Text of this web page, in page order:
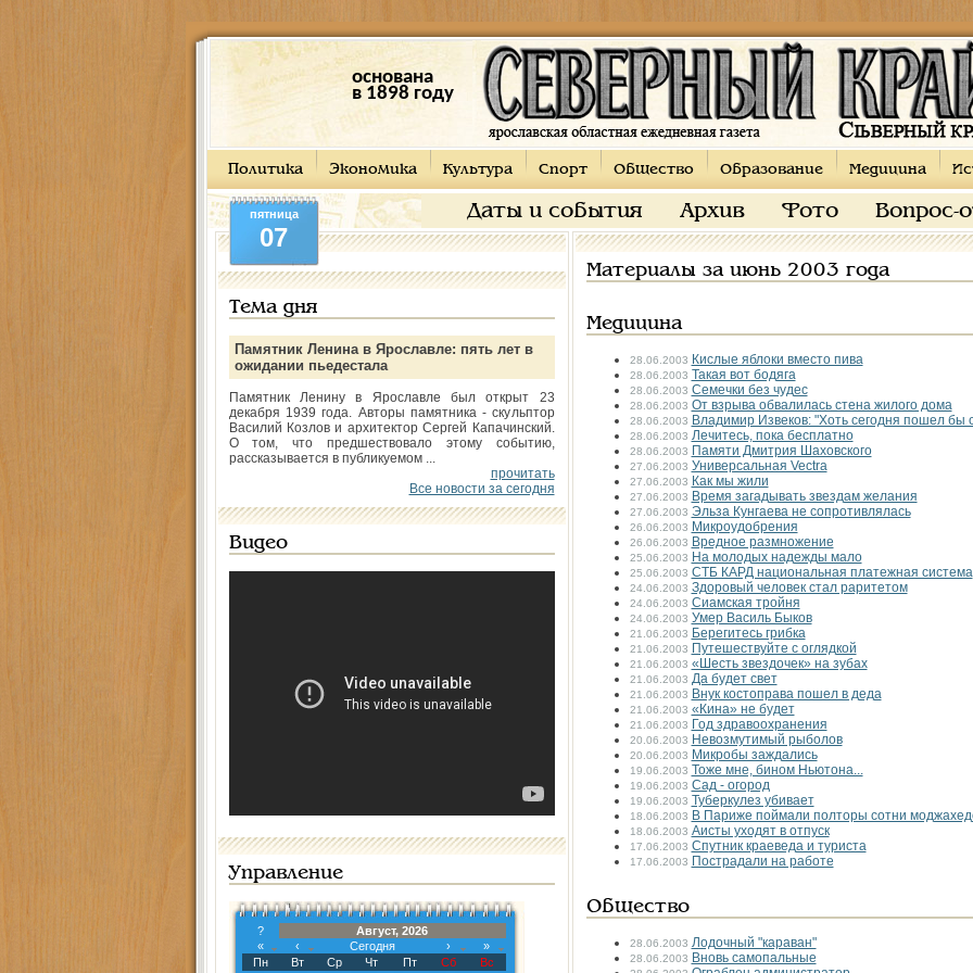
основана
в 1898 году
Политика Экономика Культура Спорт Общество Образование Медицина
Даты и события Архив Фото Вопрос-
пятница
07
Тема дня
Памятник Ленина в Ярославле: пять лет в
ожидании пьедестала
Памятник Ленину в Ярославле был открыт 23
декабря 1939 года. Авторы памятника - скульптор
Василий Козлов и архитектор Сергей Капачинский.
О том, что предшествовало этому событию,
рассказывается в публикуемом ...
прочитать
Все новости за сегодня
Видео
Управление
?
Август, 2026
«
‹ Сегодня ›
»
Пн
Вт Ср Чт Пт Сб Вс
Материалы за июнь 2003 года
Медицина
28.06.2003 Кислые яблоки вместо пива
28.06.2003 Такая вот бодяга
28.06.2003 Семечки без чудес
28.06.2003 Oт взрыва обвалилась стена жилого дома
28.06.2003 Владимир Извеков: "Хоть сегодня пошел бы
28.06.2003 Лечитесь, пока бесплатно
28.06.2003 Памяти Дмитрия Шаховского
27.06.2003 Универсальная Vectra
27.06.2003 Как мы жили
27.06.2003 Время загадывать звездам желания
27.06.2003 Эльза Кунгаева не сопротивлялась
26.06.2003 Микроудобрения
26.06.2003 Вредное размножение
25.06.2003 На молодых надежды мало
25.06.2003 СТБ КАРД национальная платежная система
24.06.2003 Здоровый человек стал раритетом
24.06.2003 Cиамская тройня
24.06.2003 Умер Василь Быков
21.06.2003 Берегитесь грибка
21.06.2003 Путешествуйте с оглядкой
21.06.2003 «Шесть звездочек» на зубах
21.06.2003 Да будет свет
21.06.2003 Внук костоправа пошел в деда
21.06.2003 «Кина» не будет
21.06.2003 Год здравоохранения
20.06.2003 Невозмутимый рыболов
20.06.2003 Микробы заждались
19.06.2003 Тоже мне, бином Ньютона...
19.06.2003 Сад - огород
19.06.2003 Туберкулез убивает
18.06.2003 В Париже поймали полторы сотни
18.06.2003 Аисты уходят в отпуск
17.06.2003 Спутник краеведа и туриста
17.06.2003 Пострадали на работе
Общество
28.06.2003 Лодочный "караван"
28.06.2003 Вновь самопальные